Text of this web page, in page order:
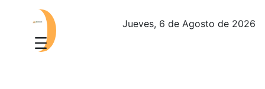
Jueves, 6 de Agosto de 2026